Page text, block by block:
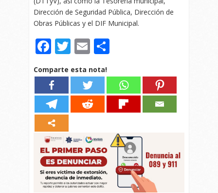
Dirección de Seguridad Pública, Dirección de
Obras Públicas y el DIF Municipal.
Facebook
Twitter
Email
Comparte esta nota!